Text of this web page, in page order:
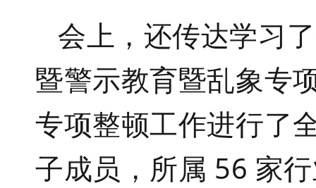
会上，还传达学习
暨警示教育暨乱象专
专项整顿工作进行了
子成员，所属 56 家